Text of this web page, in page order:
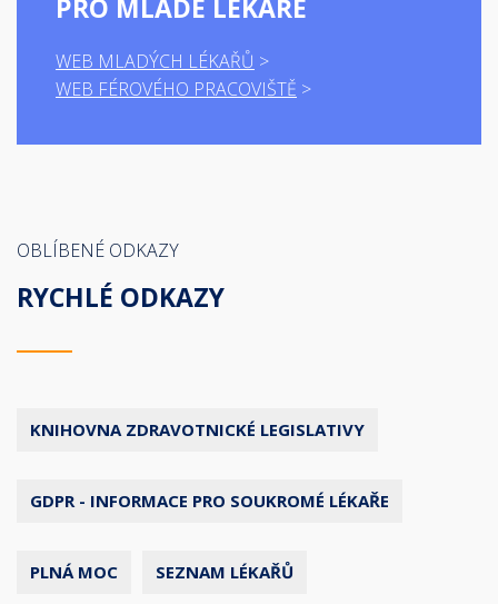
PRO MLADÉ LÉKAŘE
WEB MLADÝCH LÉKAŘŮ
WEB FÉROVÉHO PRACOVIŠTĚ
OBLÍBENÉ ODKAZY
RYCHLÉ ODKAZY
KNIHOVNA ZDRAVOTNICKÉ LEGISLATIVY
GDPR - INFORMACE PRO SOUKROMÉ LÉKAŘE
PLNÁ MOC SEZNAM LÉKAŘŮ